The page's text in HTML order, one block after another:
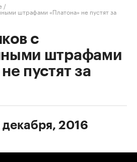
/
штрафами «Платона» не пустят за
с
штрафами
пустят за
декабря, 2016